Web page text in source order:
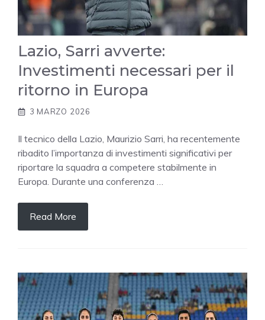
Lazio, Sarri avverte:
Investimenti necessari per il
ritorno in Europa
3 MARZO 2026
Il tecnico della Lazio, Maurizio Sarri, ha recentemente
ribadito l’importanza di investimenti significativi per
riportare la squadra a competere stabilmente in
Europa. Durante una conferenza …
Read More